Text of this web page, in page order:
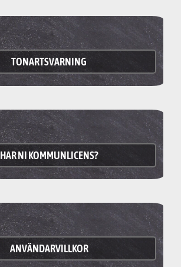
TONARTSVARNING
HAR NI KOMMUNLICENS?
ANVÄNDARVILLKOR